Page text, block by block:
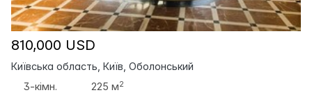
810,000 USD
Київська область, Київ, Оболонський
3-кімн.
225 м2